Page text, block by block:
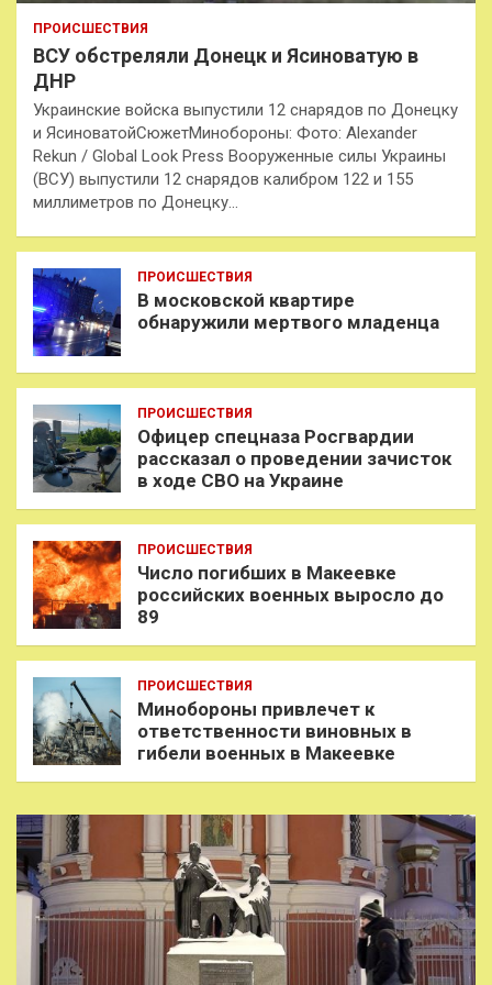
ПРОИСШЕСТВИЯ
ВСУ обстреляли Донецк и Ясиноватую в
ДНР
Украинские войска выпустили 12 снарядов по Донецку
и ЯсиноватойСюжетМинобороны: Фото: Alexander
Rekun / Global Look Press Вооруженные силы Украины
(ВСУ) выпустили 12 снарядов калибром 122 и 155
миллиметров по Донецку…
ПРОИСШЕСТВИЯ
В московской квартире
обнаружили мертвого младенца
ПРОИСШЕСТВИЯ
Офицер спецназа Росгвардии
рассказал о проведении зачисток
в ходе СВО на Украине
ПРОИСШЕСТВИЯ
Число погибших в Макеевке
российских военных выросло до
89
ПРОИСШЕСТВИЯ
Минобороны привлечет к
ответственности виновных в
гибели военных в Макеевке